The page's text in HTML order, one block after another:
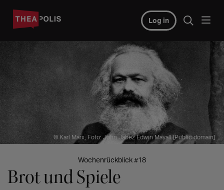
Log in
© Karl Marx, Foto: John Jabez Edwin Mayall [Public domain]
Wochenrückblick #18
Brot und Spiele